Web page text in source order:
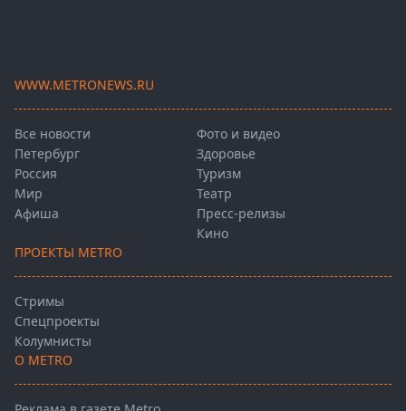
WWW.METRONEWS.RU
Все новости
Петербург
Россия
Мир
Афиша
Фото и видео
Здоровье
Туризм
Театр
Пресс-релизы
Кино
ПРОЕКТЫ METRO
Стримы
Спецпроекты
Колумнисты
О METRO